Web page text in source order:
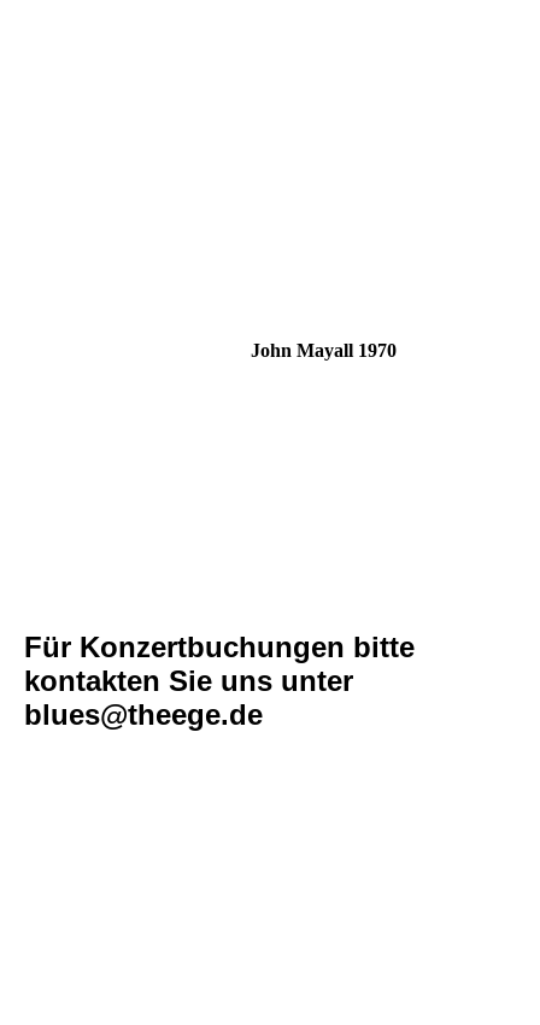
John Mayall 1970
Für Konzertbuchungen bitte
kontakten Sie uns unter
blues@theege.de